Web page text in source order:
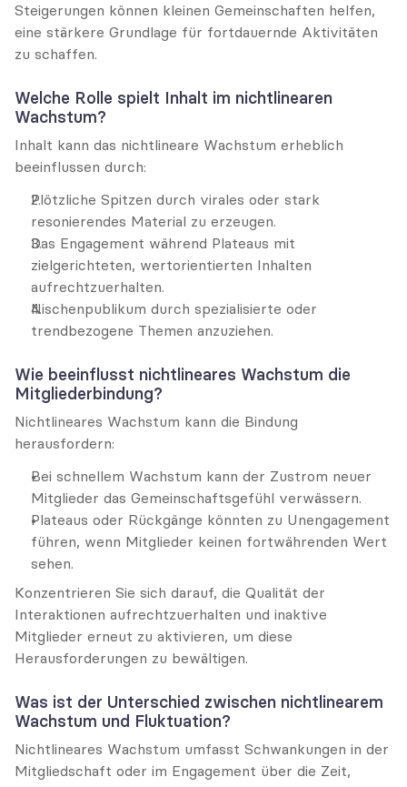
Steigerungen können kleinen Gemeinschaften helfen,
eine stärkere Grundlage für fortdauernde Aktivitäten
zu schaffen.
Welche Rolle spielt Inhalt im nichtlinearen
Wachstum?
Inhalt kann das nichtlineare Wachstum erheblich
beeinflussen durch:
Plötzliche Spitzen durch virales oder stark
resonierendes Material zu erzeugen.
Das Engagement während Plateaus mit
zielgerichteten, wertorientierten Inhalten
aufrechtzuerhalten.
Nischenpublikum durch spezialisierte oder
trendbezogene Themen anzuziehen.
Wie beeinflusst nichtlineares Wachstum die
Mitgliederbindung?
Nichtlineares Wachstum kann die Bindung
herausfordern:
Bei schnellem Wachstum kann der Zustrom neuer
Mitglieder das Gemeinschaftsgefühl verwässern.
Plateaus oder Rückgänge könnten zu Unengagement
führen, wenn Mitglieder keinen fortwährenden Wert
sehen.
Konzentrieren Sie sich darauf, die Qualität der
Interaktionen aufrechtzuerhalten und inaktive
Mitglieder erneut zu aktivieren, um diese
Herausforderungen zu bewältigen.
Was ist der Unterschied zwischen nichtlinearem
Wachstum und Fluktuation?
Nichtlineares Wachstum umfasst Schwankungen in der
Mitgliedschaft oder im Engagement über die Zeit,